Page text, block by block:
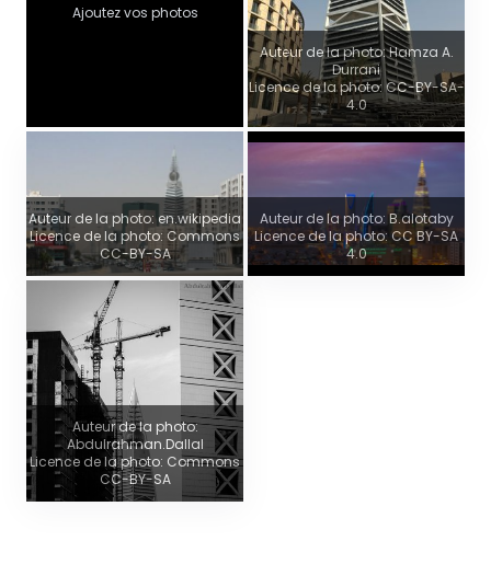
Ajoutez vos photos
Auteur de la photo: Hamza A.
Durrani
Licence de la photo: CC-BY-SA-
4.0
Auteur de la photo: en.wikipedia
Licence de la photo: Commons
CC-BY-SA
Auteur de la photo: B.alotaby
Licence de la photo: CC BY-SA
4.0
Auteur de la photo:
Abdulrahman.Dallal
Licence de la photo: Commons
CC-BY-SA